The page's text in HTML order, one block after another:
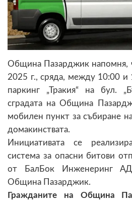
Община Пазарджик напомня,
2025 г., сряда, между 10:00
паркинг „Тракия“ на бул.
сградата на Община
мобилен пункт за събиране
домакинствата.
Инициативата се
система за опасни битови
от БалБок Инженеринг
Община Пазарджик.
Гражданите на Община